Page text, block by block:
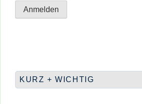
KURZ + WICHTIG